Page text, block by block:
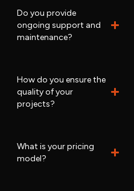
Do you provide
ongoing support and
maintenance?
How do you ensure the
quality of your
projects?
What is your pricing
model?